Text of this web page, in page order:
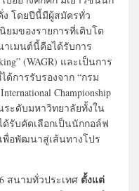
ง โดยปีนี้มีผู้สมัครทั่ว
ยมของรายการที่เติบโต
าเมนต์นี้คือได้รับการ
(WAGR) และเป็นการ
ด้การรับรองจาก “กรม
Championship
ระดับมหาวิทยาลัยทั้งใน
รับคัดเลือกเป็นนักกอล์ฟ
พื่อพัฒนาสู่เส้นทางโปร
สนามทั่วประเทศ ตั้งแต่